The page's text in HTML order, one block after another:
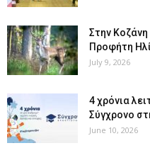
Στην
Προφήτη
July 9, 2026
4 χρόνια
Σύγχρονο
June 10, 2026